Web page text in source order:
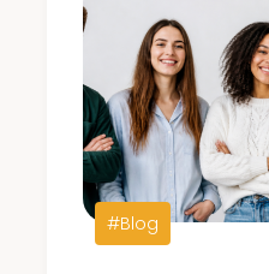
#Blog